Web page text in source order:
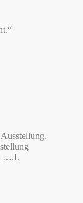
….I.